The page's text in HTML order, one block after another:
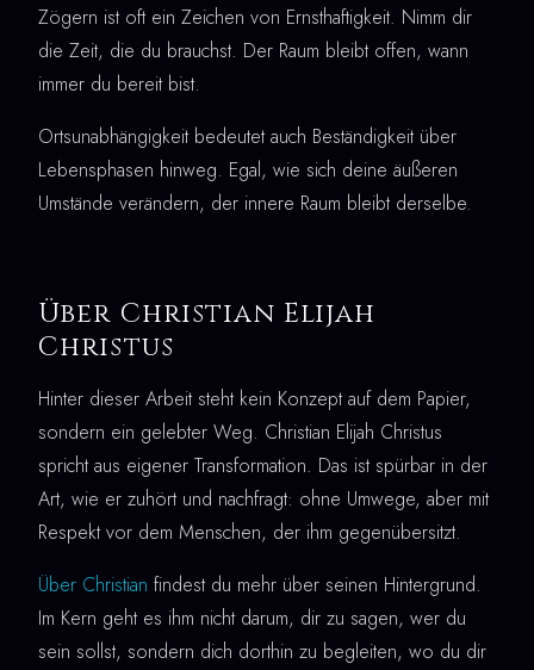
Zögern ist oft ein Zeichen von Ernsthaftigkeit. Nimm dir
die Zeit, die du brauchst. Der Raum bleibt offen, wann
immer du bereit bist.
Ortsunabhängigkeit bedeutet auch Beständigkeit über
Lebensphasen hinweg. Egal, wie sich deine äußeren
Umstände verändern, der innere Raum bleibt derselbe.
Über Christian Elijah
Christus
Hinter dieser Arbeit steht kein Konzept auf dem Papier,
sondern ein gelebter Weg. Christian Elijah Christus
spricht aus eigener Transformation. Das ist spürbar in der
Art, wie er zuhört und nachfragt: ohne Umwege, aber mit
Respekt vor dem Menschen, der ihm gegenübersitzt.
Über Christian findest du mehr über seinen Hintergrund.
Im Kern geht es ihm nicht darum, dir zu sagen, wer du
sein sollst, sondern dich dorthin zu begleiten, wo du dir